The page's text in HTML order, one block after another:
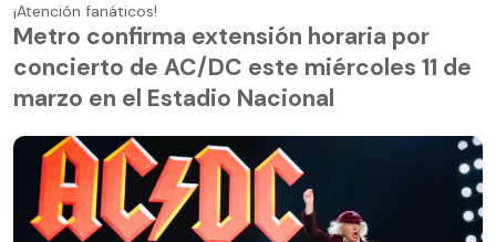
¡Atención fanáticos!
Metro confirma extensión horaria por
concierto de AC/DC este miércoles 11 de
marzo en el Estadio Nacional